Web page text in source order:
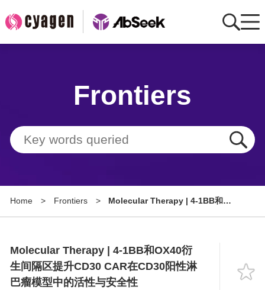
Tools
About
Language
Frontiers
Home > Frontiers >
Molecular Therapy | 4-1BB和
Molecular Therapy | 4-1BB和OX40衍
生间隔区提升CD30 CAR在CD30阳性淋
巴瘤模型中的活性与安全性